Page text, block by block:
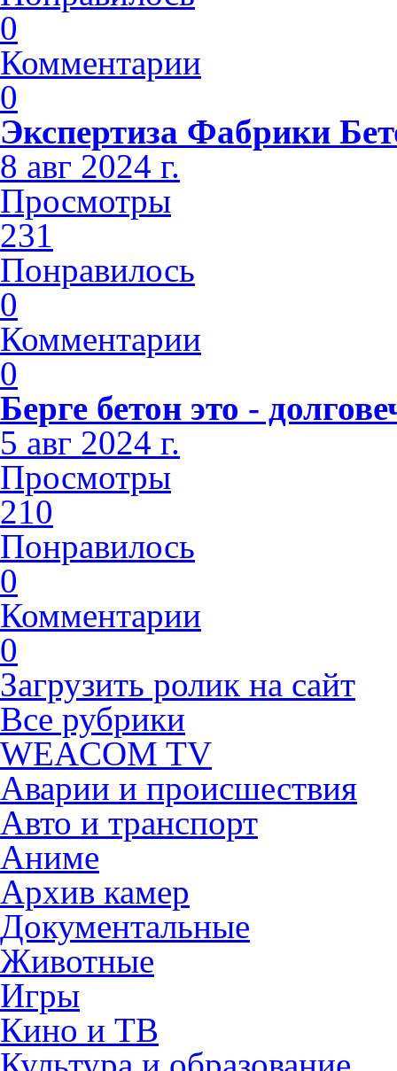
0
Комментарии
0
Экспертиза Фабрики
8 авг 2024 г.
Просмотры
231
Понравилось
0
Комментарии
0
Берге бетон это -
5 авг 2024 г.
Просмотры
210
Понравилось
0
Комментарии
0
Загрузить ролик на сайт
Все рубрики
WEACOM TV
Аварии и происшествия
Авто и транспорт
Аниме
Архив камер
Документальные
Животные
Игры
Кино и ТВ